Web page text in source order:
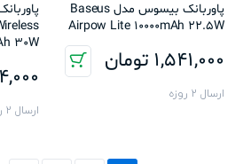
پاوربانک بیسوس مدل Baseus
Airpow Lite 10000mAh 22.5W
1,541,000 تومان
ارسال 2 روزه
30W
ارسال 2 روزه